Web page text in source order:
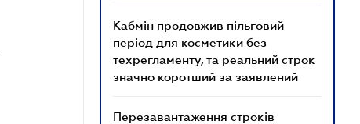
Кабмін продовжив пільговий
період для косметики без
техрегламенту, та реальний строк
значно коротший за заявлений
Перезавантаження строків